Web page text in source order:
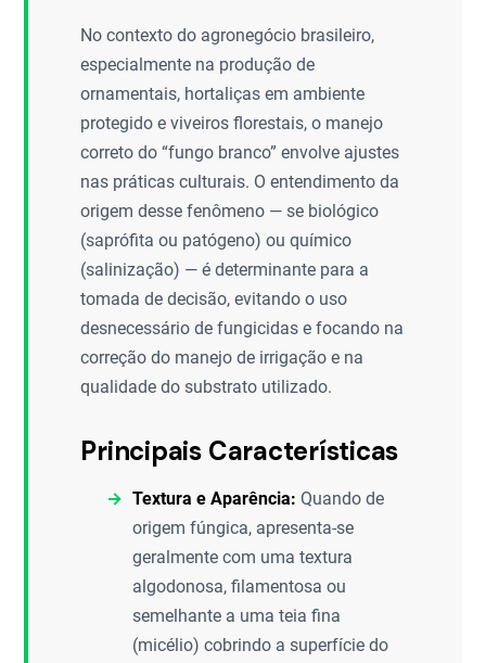
No contexto do agronegócio brasileiro,
especialmente na produção de
ornamentais, hortaliças em ambiente
protegido e viveiros florestais, o manejo
correto do “fungo branco” envolve ajustes
nas práticas culturais. O entendimento da
origem desse fenômeno — se biológico
(saprófita ou patógeno) ou químico
(salinização) — é determinante para a
tomada de decisão, evitando o uso
desnecessário de fungicidas e focando na
correção do manejo de irrigação e na
qualidade do substrato utilizado.
Principais Características
Textura e Aparência: Quando de
origem fúngica, apresenta-se
geralmente com uma textura
algodonosa, filamentosa ou
semelhante a uma teia fina
(micélio) cobrindo a superfície do